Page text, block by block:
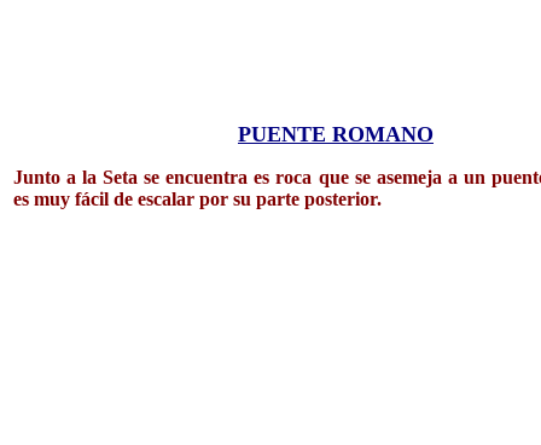
PUENTE ROMANO
Junto a la Seta se encuentra es roca que se asemeja a un
es muy fácil de escalar por su parte posterior.